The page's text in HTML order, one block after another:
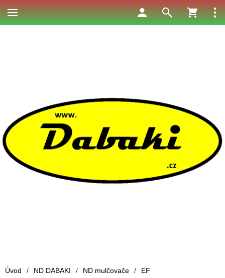
Úvod / ND DABAKI / ND mulčovače / EF